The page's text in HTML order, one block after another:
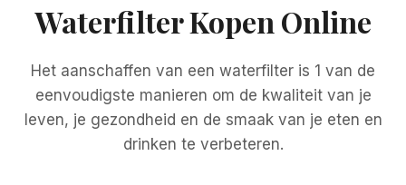
Waterfilter Kopen Online
Het aanschaffen van een waterfilter is 1 van de
eenvoudigste manieren om de kwaliteit van je
leven, je gezondheid en de smaak van je eten en
drinken te verbeteren.